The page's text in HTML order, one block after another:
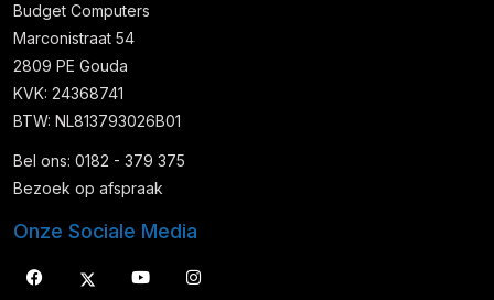
Budget Computers
Marconistraat 54
2809 PE Gouda
KVK: 24368741
BTW: NL813793026B01
Bel ons: 0182 - 379 375
Bezoek op afspraak
Onze Sociale Media